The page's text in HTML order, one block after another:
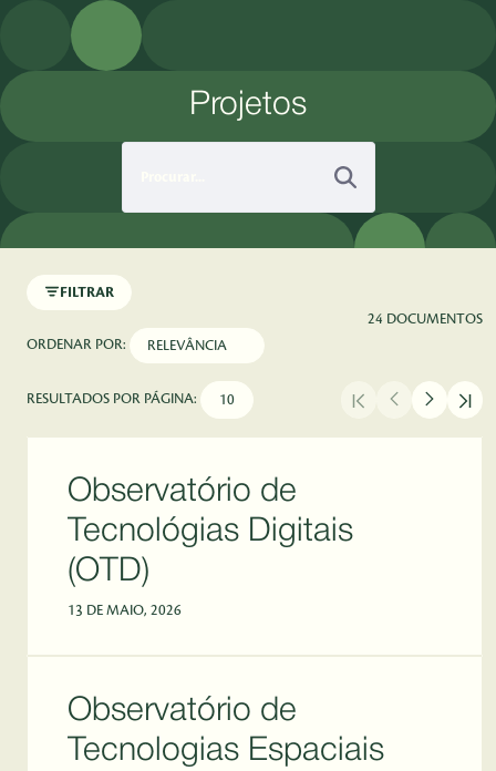
Pular para o Conteúdo principal
Projetos
FILTRAR
24 DOCUMENTOS
ORDENAR POR:
RESULTADOS POR PÁGINA:
Observatório de
Tecnológias Digitais
(OTD)
13 DE MAIO, 2026
Observatório de
Tecnologias Espaciais